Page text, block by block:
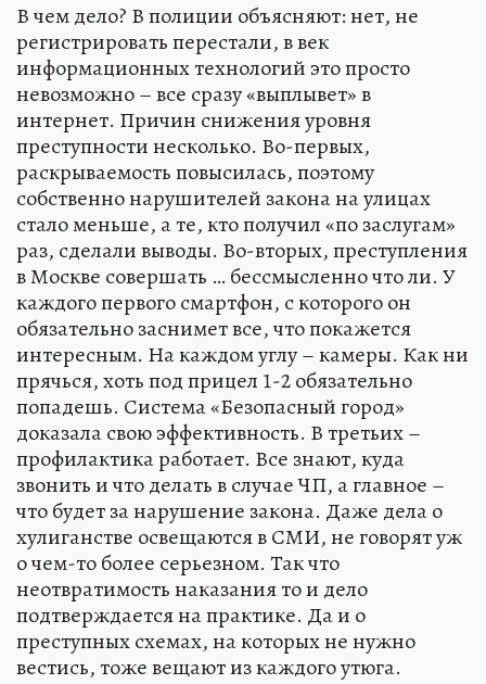
В чем дело? В полиции объясняют: нет, не
регистрировать перестали, в век
информационных технологий это просто
невозможно – все сразу «выплывет» в
интернет. Причин снижения уровня
преступности несколько. Во-первых,
раскрываемость повысилась, поэтому
собственно нарушителей закона на улицах
стало меньше, а те, кто получил «по заслугам»
раз, сделали выводы. Во-вторых, преступления
в Москве совершать … бессмысленно что ли. У
каждого первого смартфон, с которого он
обязательно заснимет все, что покажется
интересным. На каждом углу – камеры. Как ни
прячься, хоть под прицел 1-2 обязательно
попадешь. Система «Безопасный город»
доказала свою эффективность. В третьих –
профилактика работает. Все знают, куда
звонить и что делать в случае ЧП, а главное –
что будет за нарушение закона. Даже дела о
хулиганстве освещаются в СМИ, не говорят уж
о чем-то более серьезном. Так что
неотвратимость наказания то и дело
подтверждается на практике. Да и о
преступных схемах, на которых не нужно
вестись, тоже вещают из каждого утюга.